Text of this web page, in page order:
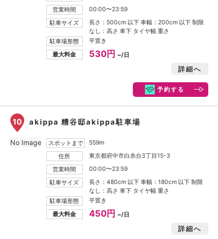
営業時間
00:00〜23:59
駐車サイズ
長さ：500cm 以下 車幅：200cm 以下 制限
なし：高さ 車下 タイヤ幅 重さ
駐車場形態
平置き
最大料金
530円 ~/日
詳細へ
予約する
10 akippa 糟谷邸akippa駐車場
スポットまで
559m
住所
東京都府中市白糸台3丁目15-3
営業時間
00:00〜23:59
駐車サイズ
長さ：480cm 以下 車幅：180cm 以下 制限
なし：高さ 車下 タイヤ幅 重さ
駐車場形態
平置き
最大料金
450円 ~/日
詳細へ
No Image